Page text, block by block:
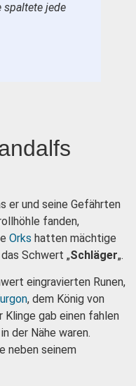
spaltete jede
er und seine Gefährten
fanden,
Orks hatten mächtige
Schwert „Schläger„.
eingravierten Runen,
, dem König von
gab einen fahlen
in der Nähe waren.
neben seinem